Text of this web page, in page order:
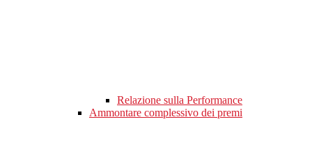
Relazione sulla Performance
Ammontare complessivo dei premi